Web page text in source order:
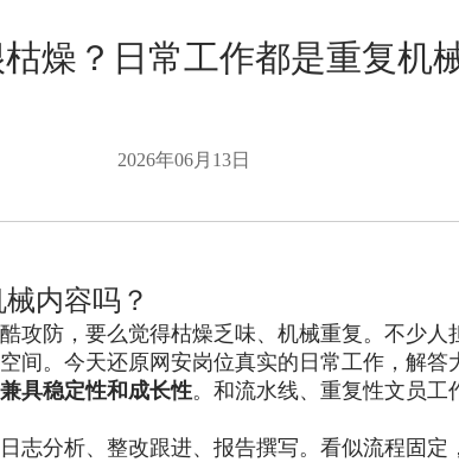
燥？日常工作都是重复机
2026年06月13日
内容吗？
攻防，要么觉得枯燥乏味、机械重复。不少
。今天还原网安岗位真实的日常工作，解答
具稳定性和成长性。和流水线、重复性文员
志分析、整改跟进、报告撰写。看似流程固